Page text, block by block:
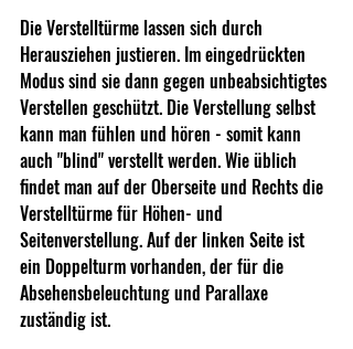
Die Verstelltürme lassen sich durch
Herausziehen justieren. Im eingedrückten
Modus sind sie dann gegen unbeabsichtigtes
Verstellen geschützt. Die Verstellung selbst
kann man fühlen und hören - somit kann
auch "blind" verstellt werden. Wie üblich
findet man auf der Oberseite und Rechts die
Verstelltürme für Höhen- und
Seitenverstellung. Auf der linken Seite ist
ein Doppelturm vorhanden, der für die
Absehensbeleuchtung und Parallaxe
zuständig ist.